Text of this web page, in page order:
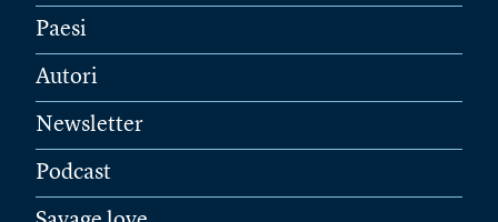
Paesi
Autori
Newsletter
Podcast